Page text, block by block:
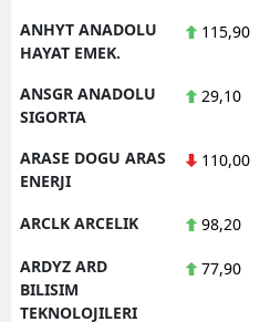
ANHYT ANADOLU
HAYAT EMEK.
115,90
ANSGR ANADOLU
SIGORTA
29,10
ARASE DOGU ARAS
ENERJI
110,00
ARCLK ARCELIK 98,20
ARDYZ ARD
BILISIM
TEKNOLOJILERI
77,90